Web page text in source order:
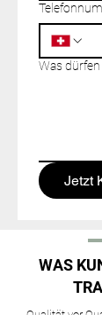
Was
Jetzt
WAS